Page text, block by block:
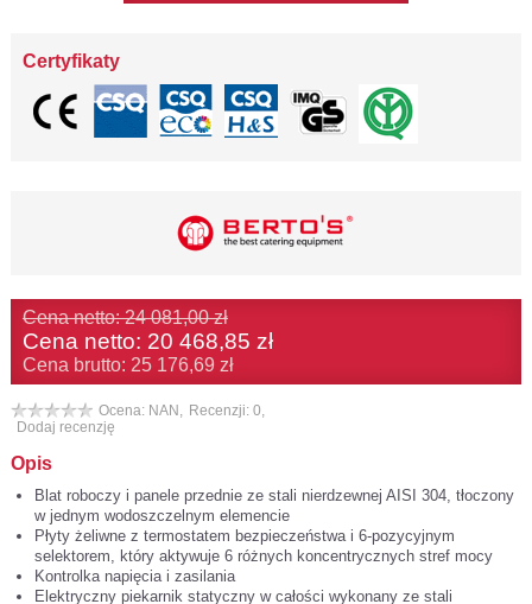
Certyfikaty
Cena netto: 24 081,00 zł
Cena netto: 20 468,85 zł
Cena brutto: 25 176,69 zł
Ocena: NAN, Recenzji: 0,
Dodaj recenzję
Opis
Blat roboczy i panele przednie ze stali nierdzewnej AISI 304, tłoczony
w jednym wodoszczelnym elemencie
Płyty żeliwne z termostatem bezpieczeństwa i 6-pozycyjnym
selektorem, który aktywuje 6 różnych koncentrycznych stref mocy
Kontrolka napięcia i zasilania
Elektryczny piekarnik statyczny w całości wykonany ze stali